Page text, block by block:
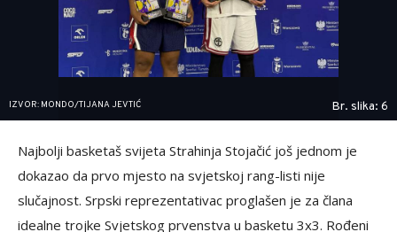
IZVOR: MONDO/TIJANA JEVTIĆ Br. slika: 6
Najbolji basketaš svijeta Strahinja Stojačić još jednom je
dokazao da prvo mjesto na svjetskoj rang-listi nije
slučajnost. Srpski reprezentativac proglašen je za člana
idealne trojke Svjetskog prvenstva u basketu 3x3. Rođeni